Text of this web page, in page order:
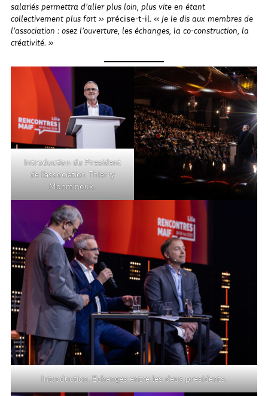
salariés permettra d’aller plus loin, plus vite en étant
collectivement plus fort » précise-t-il. « Je le dis aux membres de
l’association : osez l’ouverture, les échanges, la co-construction, la
créativité. »
Introduction du President
de l’association Thierry
Monminoux.
Introduction. Echanges entre les deux presidents.